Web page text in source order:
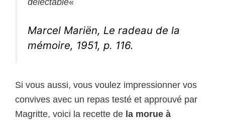
délectable«
Marcel Mariën, Le radeau de la
mémoire, 1951, p. 116.
Si vous aussi, vous voulez impressionner vos
convives avec un repas testé et approuvé par
Magritte, voici la recette de la morue à